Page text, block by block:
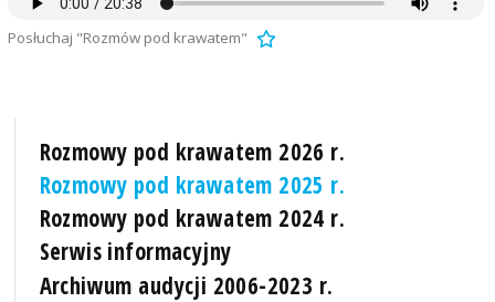
Posłuchaj "Rozmów pod krawatem"
Rozmowy pod krawatem 2026 r.
Rozmowy pod krawatem 2025 r.
Rozmowy pod krawatem 2024 r.
Serwis informacyjny
Archiwum audycji 2006-2023 r.